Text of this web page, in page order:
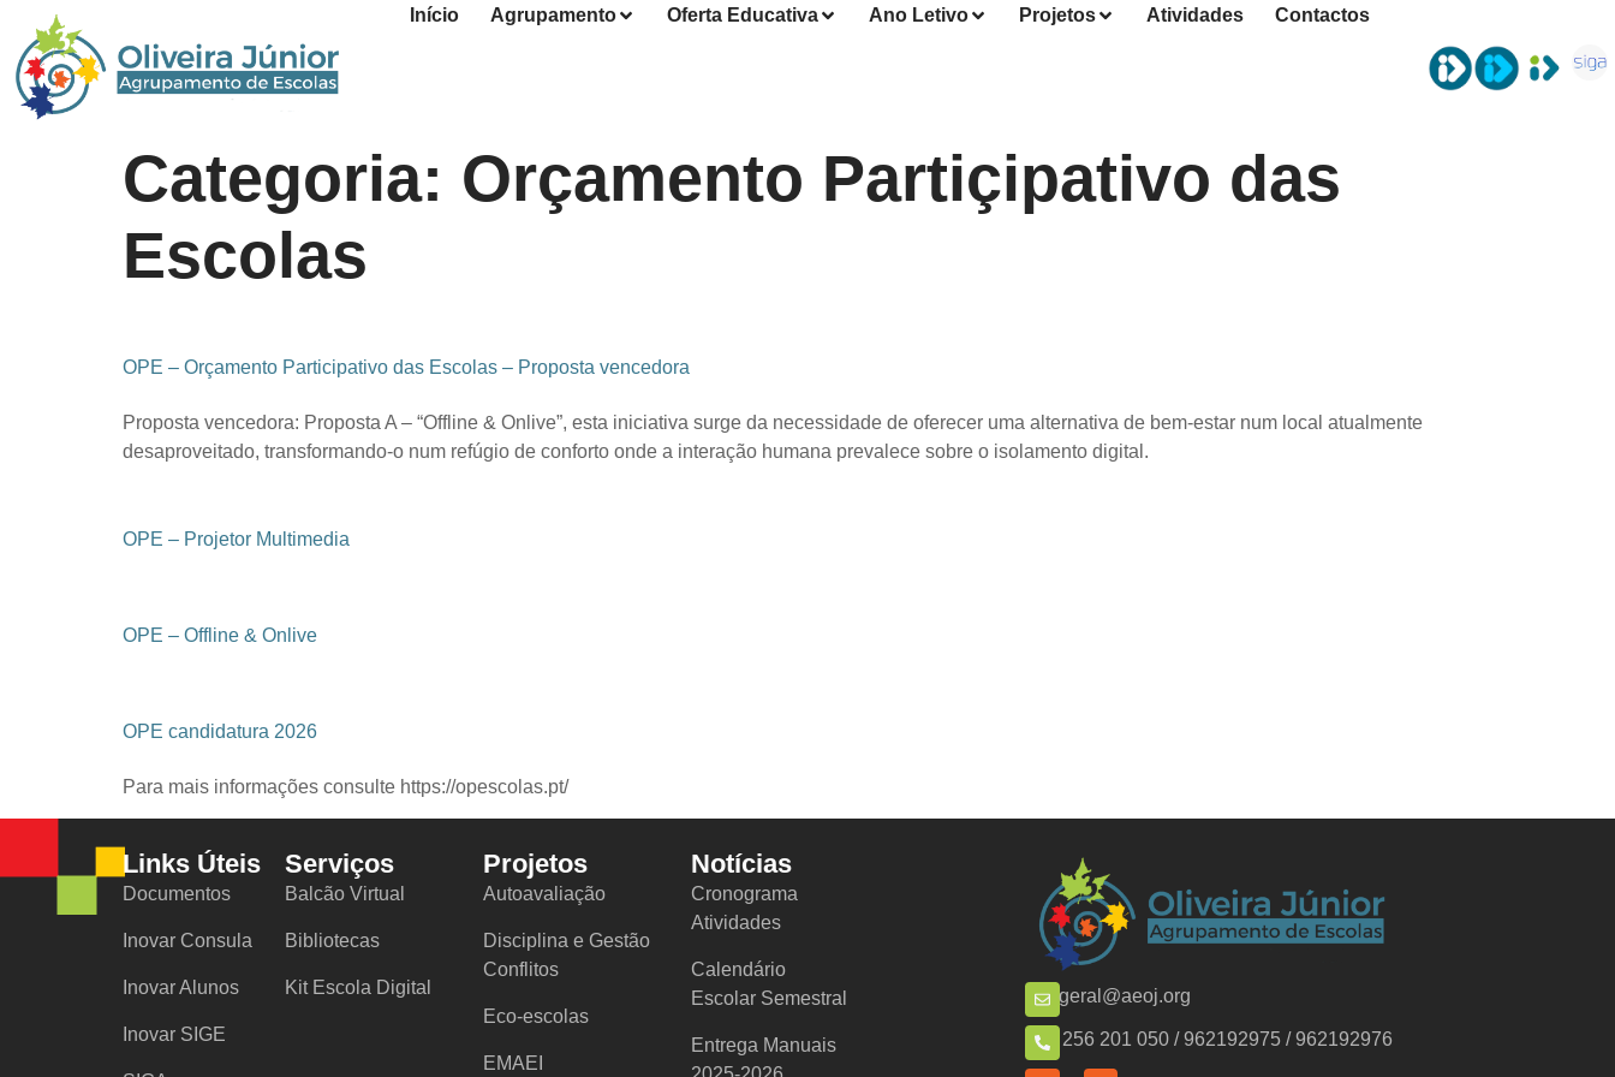
Início Agrupamento Oferta Educativa Ano Letivo Projetos Atividades Contactos
Categoria: Orçamento Partiçipativo das
Escolas
OPE – Orçamento Participativo das Escolas – Proposta vencedora
Proposta vencedora: Proposta A – “Offline & Onlive”, esta iniciativa surge da necessidade de oferecer uma alternativa de bem-estar num local atualmente
desaproveitado, transformando-o num refúgio de conforto onde a interação humana prevalece sobre o isolamento digital.
OPE – Projetor Multimedia
OPE – Offline & Onlive
OPE candidatura 2026
Para mais informações consulte https://opescolas.pt/
Links Úteis
Documentos
Inovar Consula
Inovar Alunos
Inovar SIGE
Serviços
Balcão Virtual
Bibliotecas
Kit Escola Digital
Projetos
Autoavaliação
Disciplina e Gestão
Conflitos
Eco-escolas
EMAEI
Notícias
Cronograma
Atividades
Calendário
Escolar Semestral
Entrega Manuais
geral@aeoj.org
256 201 050 / 962192975 / 962192976